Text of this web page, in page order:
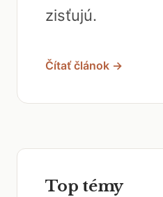
zisťujú.
Čítať článok →
Top témy